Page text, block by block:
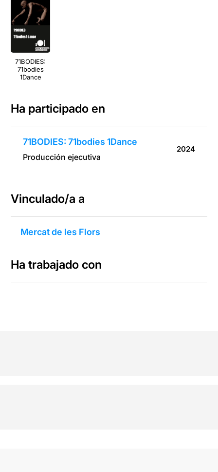
71BODIES:
71bodies
1Dance
Ha participado en
71BODIES: 71bodies 1Dance
Producción ejecutiva
2024
Vinculado/a a
Mercat de les Flors
Ha trabajado con